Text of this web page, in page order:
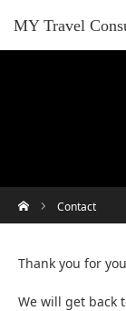
MY Travel
Contact
Thank you for
We will get back